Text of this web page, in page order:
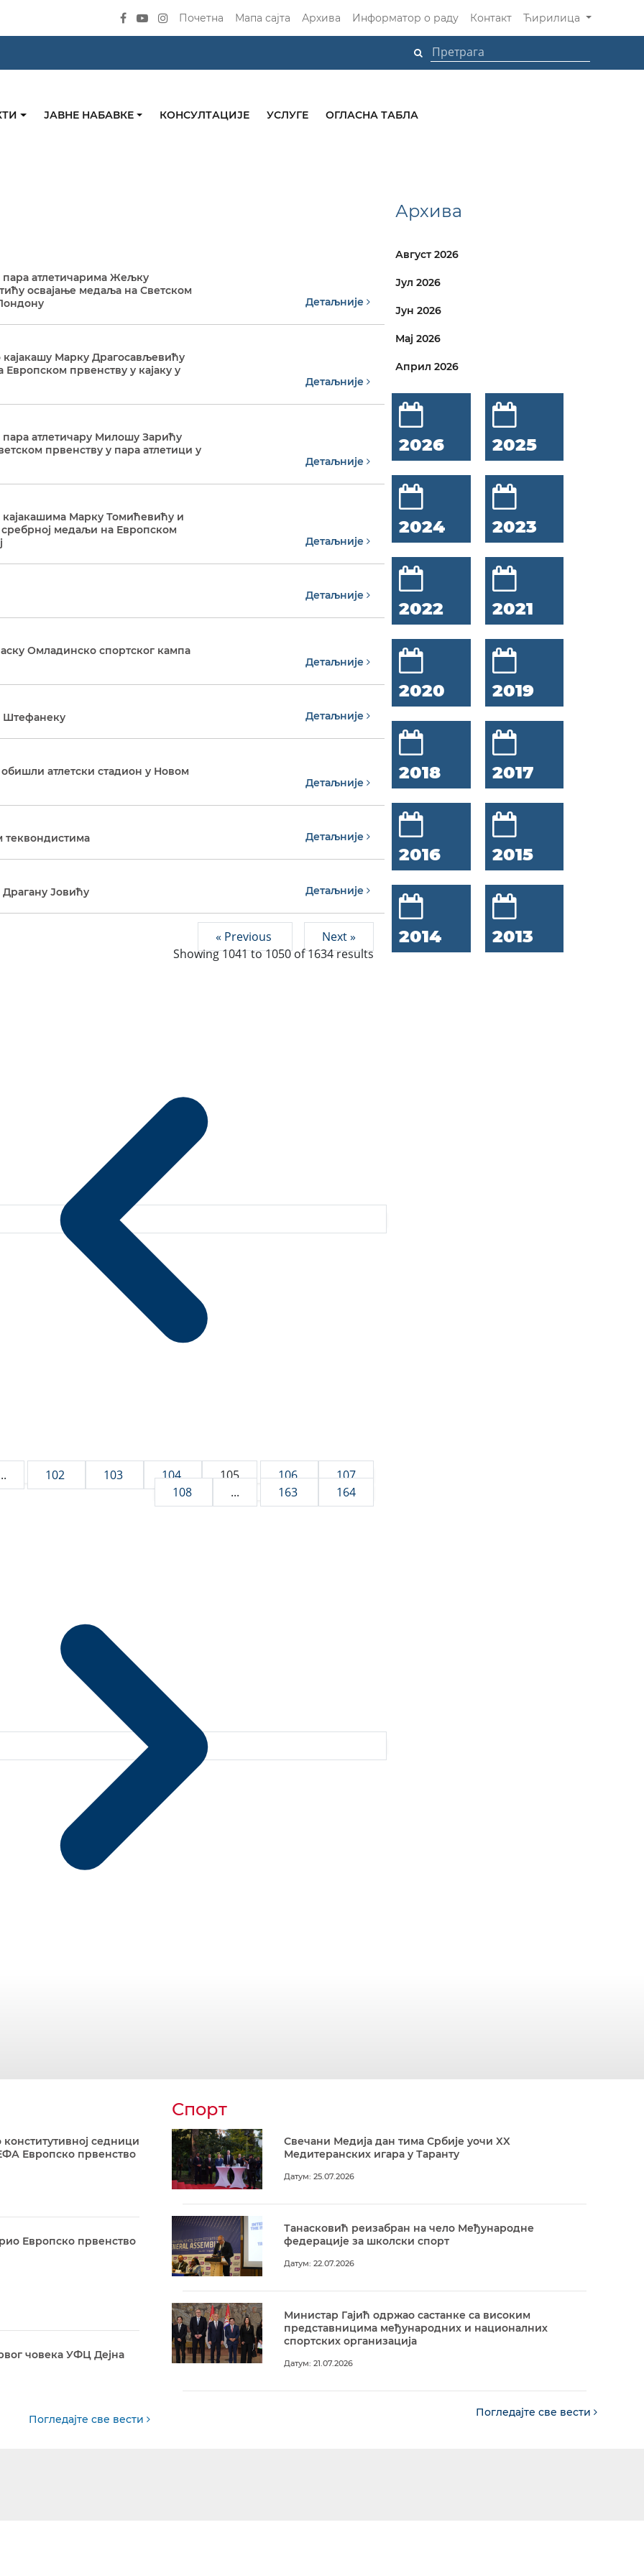
Почетна Мапа сајта Архива Информатор о раду Контакт Ћирилица
ЈАВНЕ НАБАВКЕ КОНСУЛТАЦИЈЕ УСЛУГЕ ОГЛАСНА ТАБЛА
атлетичарима Жељку
освајање медаља на Светском
Детаљније
Марку Драгосављевићу
првенству у кајаку у
Детаљније
атлетичару Милошу Зарићу
првенству у пара атлетици у
Детаљније
Марку Томићевићу и
медаљи на Европском
Детаљније
Детаљније
Омладинско спортског кампа
Детаљније
Штефанеку Детаљније
атлетски стадион у Новом
Детаљније
теквондистима Детаљније
Јовићу Детаљније
« Previous
Next »
Showing1041to1050of1634results
102 103 104 105 106
107
108
... 163 164
Архива
Август 2026
Јул 2026
Јун 2026
Мај 2026
Април 2026
2026 2025
2024 2023
2022 2021
2020 2019
2018 2017
2016 2015
2014 2013
седници
Европско првенство
Европско првенство
човека УФЦ Дејна
Погледајте све вести
Спорт
Свечани Медија дан тима Србије уочи XX
Медитеранских игара у Таранту
Датум: 25.07.2026
Танасковић реизабран на чело Међународне
федерације за школски спорт
Датум: 22.07.2026
Министар Гајић одржао састанке са високим
представницима међународних и националних
спортских организација
Датум: 21.07.2026
Погледајте све вести